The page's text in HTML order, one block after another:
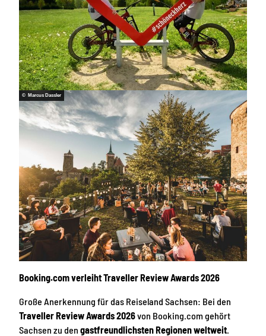
© Marcus Dassler
Booking.com verleiht Traveller Review Awards 2026
Große Anerkennung für das Reiseland Sachsen: Bei den
Traveller Review Awards 2026von Booking.com gehört
Sachsen zu den gastfreundlichsten Regionen weltweit